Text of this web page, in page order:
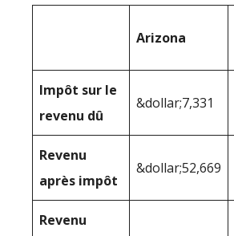
Arizona
Impôt sur le
revenu dû
&dollar;7,331
Revenu
après impôt
&dollar;52,669
Revenu